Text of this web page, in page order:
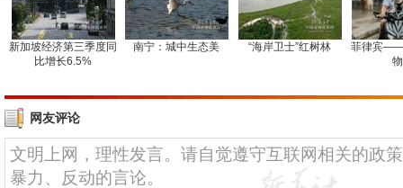
新加坡经济第三季度同
比增长6.5%
南宁：城中生态美 “海岸卫士”红树林
菲律宾
网友评论